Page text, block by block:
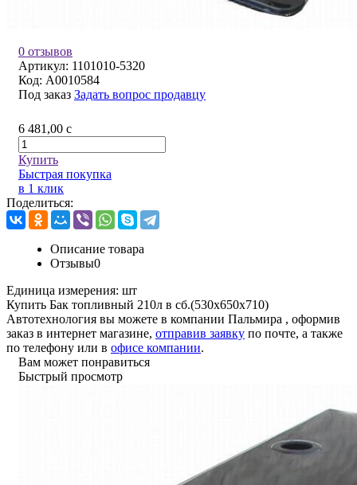
0 отзывов
Артикул: 1101010-5320
Код: A0010584
Под заказ Задать вопрос продавцу
6 481,00 c
Купить
Быстрая покупка
в 1 клик
Поделиться:
Описание товара
Отзывы0
Единица измерения: шт
Купить Бак топливный 210л в сб.(530х650х710)
Автотехнология вы можете в компании Пальмира , оформив
заказ в интернет магазине, отправив заявку по почте, а также
по телефону или в офисе компании.
Вам может понравиться
Быстрый просмотр